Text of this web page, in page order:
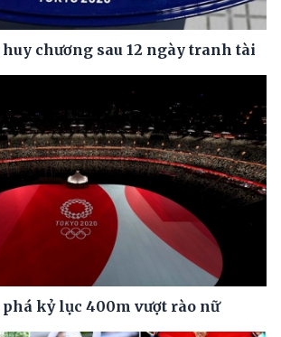
chương sau 12 ngày tranh tài
kỷ lục 400m vượt rào nữ